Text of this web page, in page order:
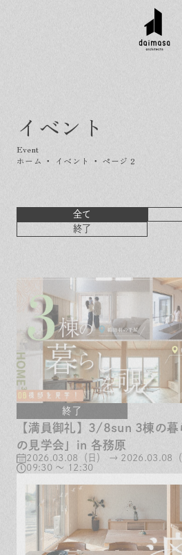
イベント
ホーム ・ イベント ・ ページ 2
全て
終了
終了
【満員御礼】3/8sun 3棟の暮
の見学会」in 各務原
2026.03.08（日） → 2026.03.08（
09:30 ～ 12:30
Greeting
はじめましての方へ
Made in DAIMASA
オーダーメイドの住まい
素材のこだわり
保証とサポート
ヒノキプロジェクト
施工実績
気軽に相談会
よくある質問
お客様の声
木材辞典
Topics
Company
スタッフ紹介
採用情報
資料請求
お問い合わせ
In
st
ag
ra
m
Fa
ce
bo
ok
LI
N
E